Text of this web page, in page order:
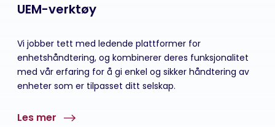
UEM-verktøy
Vi jobber tett med ledende plattformer for
enhetshåndtering, og kombinerer deres funksjonalitet
med vår erfaring for å gi enkel og sikker håndtering av
enheter som er tilpasset ditt selskap.
Les mer